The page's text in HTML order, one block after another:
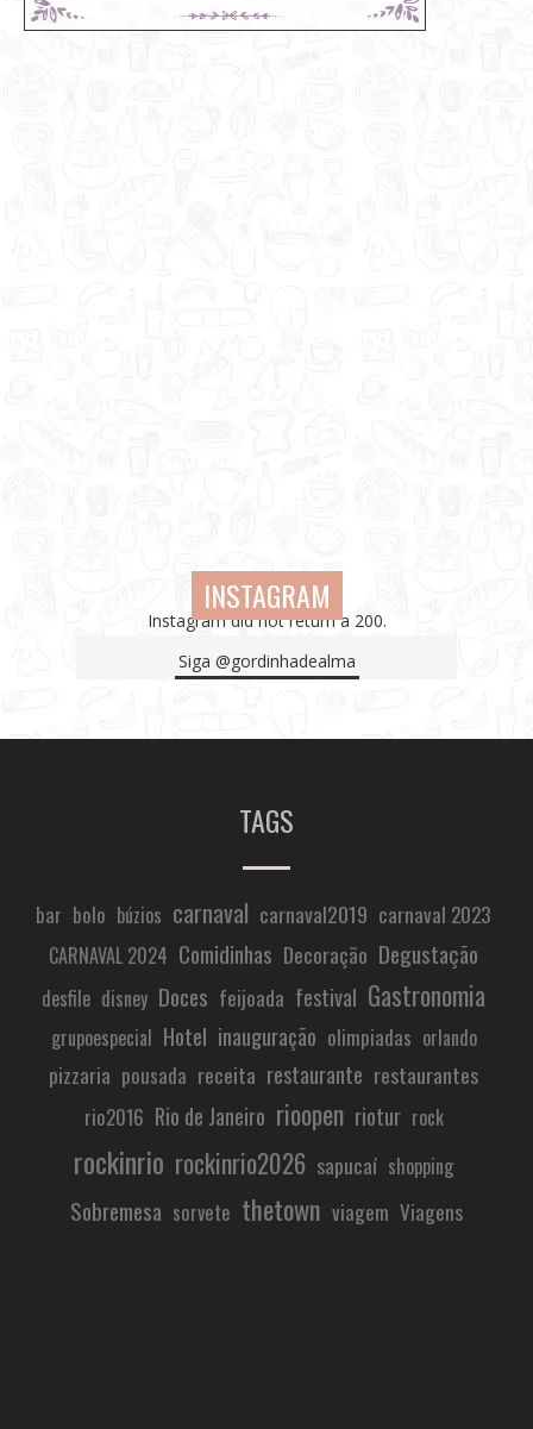
INSTAGRAM
Instagram did not return a 200.
Siga @gordinhadealma
TAGS
bar bolo búzios carnaval carnaval2019 carnaval 2023
CARNAVAL 2024 Comidinhas Decoração Degustação
desfile disney Doces feijoada festival Gastronomia
grupoespecial Hotel inauguração olimpiadas orlando
pizzaria pousada receita restaurante restaurantes
rio2016 Rio de Janeiro rioopen riotur rock
rockinrio rockinrio2026 sapucaí shopping
Sobremesa sorvete thetown viagem Viagens